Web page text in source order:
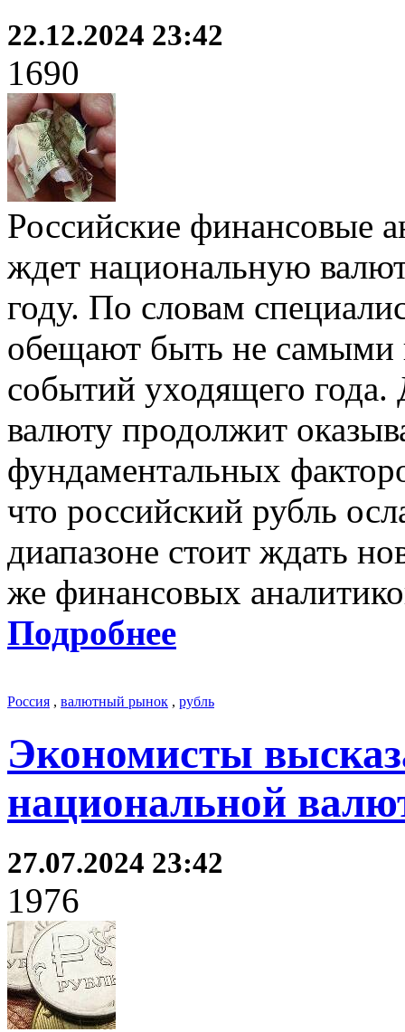
22.12.2024 23:42
1690
Российские финансовые
ждет национальную
году. По словам
обещают быть не
событий уходящего
валюту продолжит
фундаментальных
что российский рубль
диапазоне стоит ждать
же финансовых
Подробнее
Россия , валютный рынок , рубль
Экономисты
национальной
27.07.2024 23:42
1976